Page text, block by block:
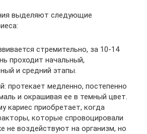
выделяют следующие
стремительно, за 10-14
проходит начальный,
и средний этапы.
протекает медленно, постепенно
и окрашивая ее в темный цвет.
кариес приобретает, когда
которые спровоцировали
не воздействуют на организм, но